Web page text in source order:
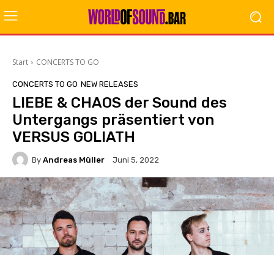
Start CONCERTS TO GO
CONCERTS TO GO NEW RELEASES
LIEBE & CHAOS der Sound des
Untergangs präsentiert von
VERSUS GOLIATH
By Andreas Müller Juni 5, 2022